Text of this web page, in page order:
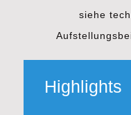
siehe
Highlights